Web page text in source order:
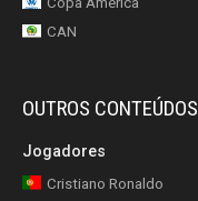
CAN
OUTROS CONTEÚDOS
Jogadores
Cristiano Ronaldo